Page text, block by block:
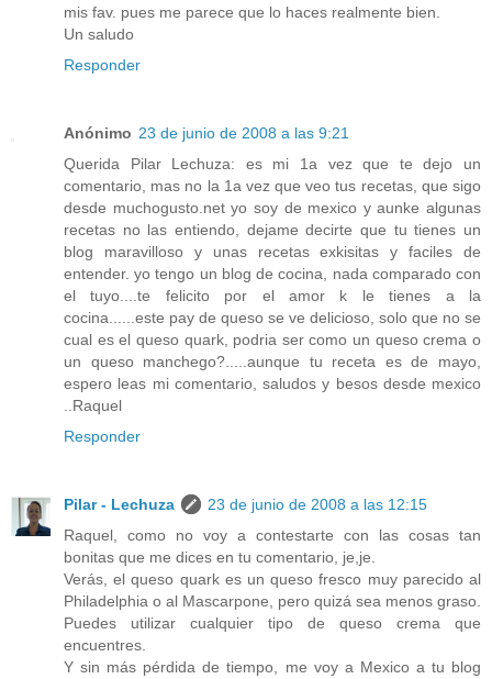
mis fav. pues me parece que lo haces realmente bien.
Un saludo
Responder
Anónimo 23 de junio de 2008 a las 9:21
Querida Pilar Lechuza: es mi 1a vez que te dejo un
comentario, mas no la 1a vez que veo tus recetas, que sigo
desde muchogusto.net yo soy de mexico y aunke algunas
recetas no las entiendo, dejame decirte que tu tienes un
blog maravilloso y unas recetas exkisitas y faciles de
entender. yo tengo un blog de cocina, nada comparado con
el tuyo....te felicito por el amor k le tienes a la
cocina......este pay de queso se ve delicioso, solo que no se
cual es el queso quark, podria ser como un queso crema o
un queso manchego?.....aunque tu receta es de mayo,
espero leas mi comentario, saludos y besos desde mexico
..Raquel
Responder
Pilar - Lechuza
23 de junio de 2008 a las 12:15
Raquel, como no voy a contestarte con las cosas tan
bonitas que me dices en tu comentario, je,je.
Verás, el queso quark es un queso fresco muy parecido al
Philadelphia o al Mascarpone, pero quizá sea menos graso.
Puedes utilizar cualquier tipo de queso crema que
encuentres.
Y sin más pérdida de tiempo, me voy a Mexico a tu blog